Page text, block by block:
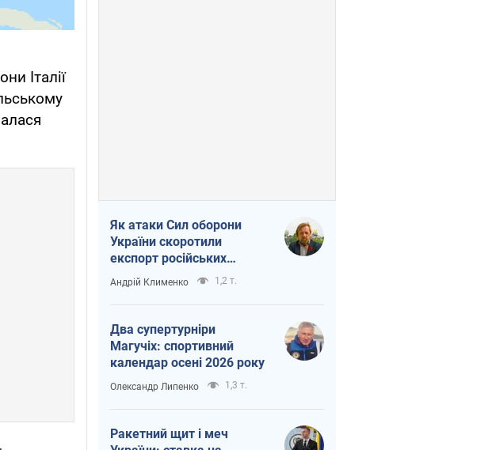
Італії
Як атаки Сил оборони
України скоротили
експорт російських
нафтопродуктів
Андрій Клименко 1,2 т.
Два супертурніри
Магучіх: спортивний
календар осені 2026 року
Олександр Липенко 1,3 т.
Ракетний щит і меч